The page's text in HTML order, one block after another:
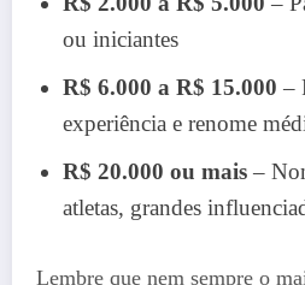
ou iniciantes
R$ 6.000 a R$ 15.000 –
experiência e renome
R$ 20.000 ou mais –
atletas, grandes
Lembre que nem sempre o